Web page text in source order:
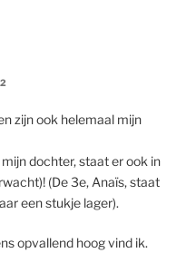
zijn ook helemaal mijn
dochter, staat er ook in
(De 3e, Anaïs, staat
een stukje lager).
opvallend hoog vind ik.